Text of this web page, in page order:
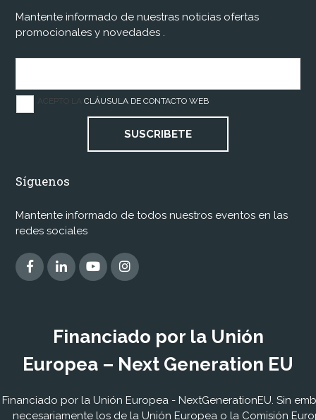
Mantente informado de nuestras noticias ofertas
promocionales y novedades .
ACEPTO LACLÁUSULA DE CONTACTO WEB
SUSCRIBETE
Síguenos
Mantente informado de todos nuestros eventos en las
redes sociales
Financiado por la Unión
Europea – Next Generation EU
Financiado por la Unión Europea - NextGenerationEU. Sin
necesariamente los de la Unión Europea o la Comisión